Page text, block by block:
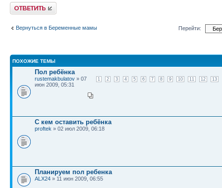
Ответить
Вернуться в Беременные мамы Перейти:
ПОХОЖИЕ ТЕМЫ
Пол ребёнка
1 2 3 4 5 6 7 8 9 10 11 12 13
rustemakbulatov » 07
июн 2009, 05:31
С кем оставить ребёнка
proftek » 02 июл 2009, 06:18
Планируем пол ребенка
ALX24 » 11 июн 2009, 06:55